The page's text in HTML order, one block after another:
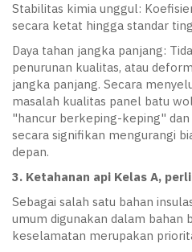
Stabilitas kimia unggul:
secara ketat hingga standar
Daya tahan jangka panjang:
penurunan kualitas, atau
jangka panjang. Secara
masalah kualitas panel batu
"hancur berkeping-keping"
secara signifikan mengurangi
depan.
3. Ketahanan api Kelas A,
Sebagai salah satu bahan
umum digunakan dalam bahan
keselamatan merupakan